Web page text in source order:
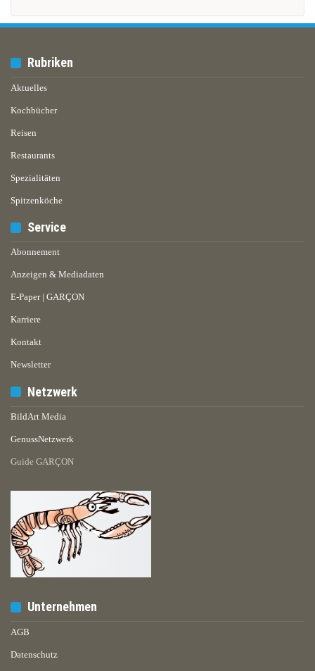
Rubriken
Aktuelles
Kochbücher
Reisen
Restaurants
Spezialitäten
Spitzenköche
Service
Abonnement
Anzeigen & Mediadaten
E-Paper | GARÇON
Karriere
Kontakt
Newsletter
Netzwerk
BildArt Media
GenussNetzwerk
Guide GARÇON
Unternehmen
AGB
Datenschutz